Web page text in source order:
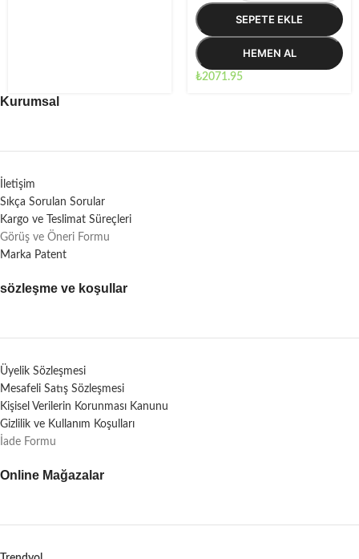
SEPETE EKLE
HEMEN AL
₺2071.95
Kurumsal
İletişim
Sıkça Sorulan Sorular
Kargo ve Teslimat Süreçleri
Görüş ve Öneri Formu
Marka Patent
sözleşme ve koşullar
Üyelik Sözleşmesi
Mesafeli Satış Sözleşmesi
Kişisel Verilerin Korunması Kanunu
Gizlilik ve Kullanım Koşulları
İade Formu
Online Mağazalar